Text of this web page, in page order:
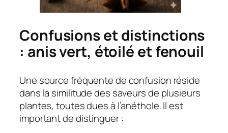
Confusions et distinctions
: anis vert, étoilé et fenouil
Une source fréquente de confusion réside
dans la similitude des saveurs de plusieurs
plantes, toutes dues à l’anéthole. Il est
important de distinguer :